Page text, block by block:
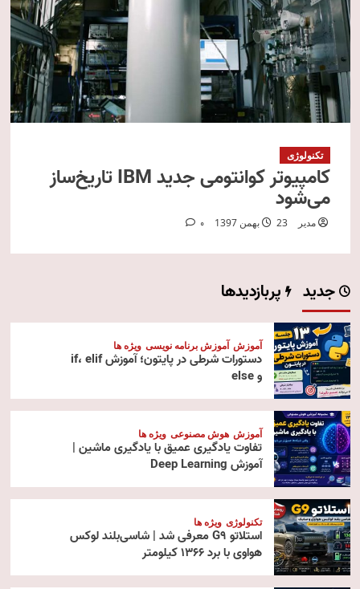
تکنولوژی
کامپیوتر کوانتومی جدید IBM تاریخ‌ساز
می‌شود
مدیر 23 بهمن 1397 0
جدید پربازدیدها
آموزش آموزش برنامه نویسی ویژه ها
دستورات شرطی در پایتون؛ آموزش if، elif
و else
آموزش هوش مصنوعی ویژه ها
تفاوت یادگیری عمیق با یادگیری ماشین |
آموزش Deep Learning
تکنولوژی ویژه ها
استلاتو G9 معرفی شد | شاسی‌بلند لوکس
هواوی با برد ۱۳۶۶ کیلومتر